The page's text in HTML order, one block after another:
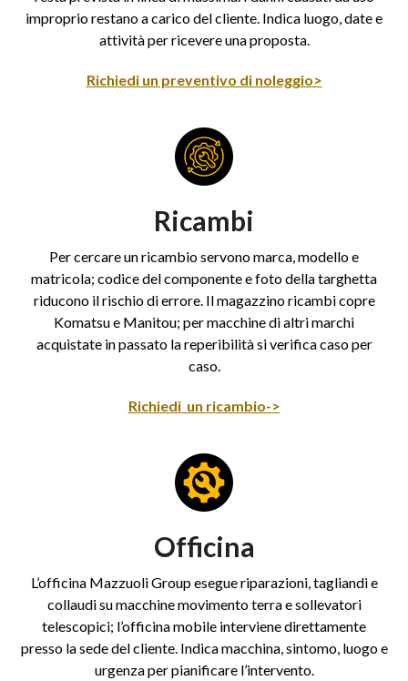
improprio restano a carico del cliente. Indica luogo, date e
attività per ricevere una proposta.
Richiedi un preventivo di noleggio>
Ricambi
Per cercare un ricambio servono marca, modello e
matricola; codice del componente e foto della targhetta
riducono il rischio di errore. Il magazzino ricambi copre
Komatsu e Manitou; per macchine di altri marchi
acquistate in passato la reperibilità si verifica caso per
caso.
Richiedi un ricambio->
Officina
L’officina Mazzuoli Group esegue riparazioni, tagliandi e
collaudi su macchine movimento terra e sollevatori
telescopici; l’officina mobile interviene direttamente
presso la sede del cliente. Indica macchina, sintomo, luogo e
urgenza per pianificare l’intervento.